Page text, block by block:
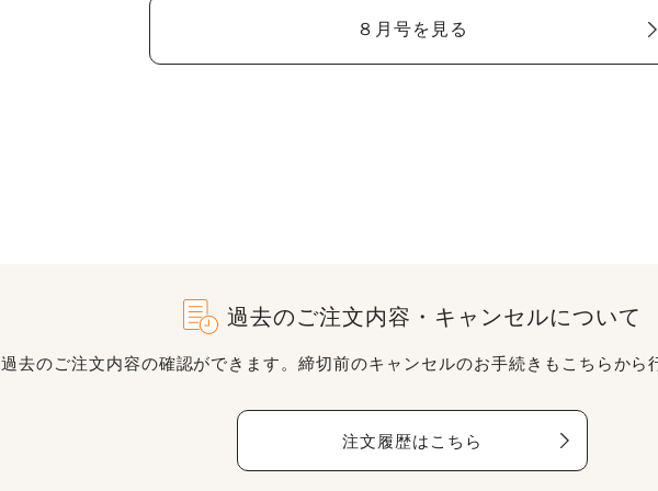
８月号を見る
過去のご注文内容・キャンセルについて
過去のご注文内容の確認ができます。締切前のキャンセルのお手続きもこちらから
注文履歴はこちら